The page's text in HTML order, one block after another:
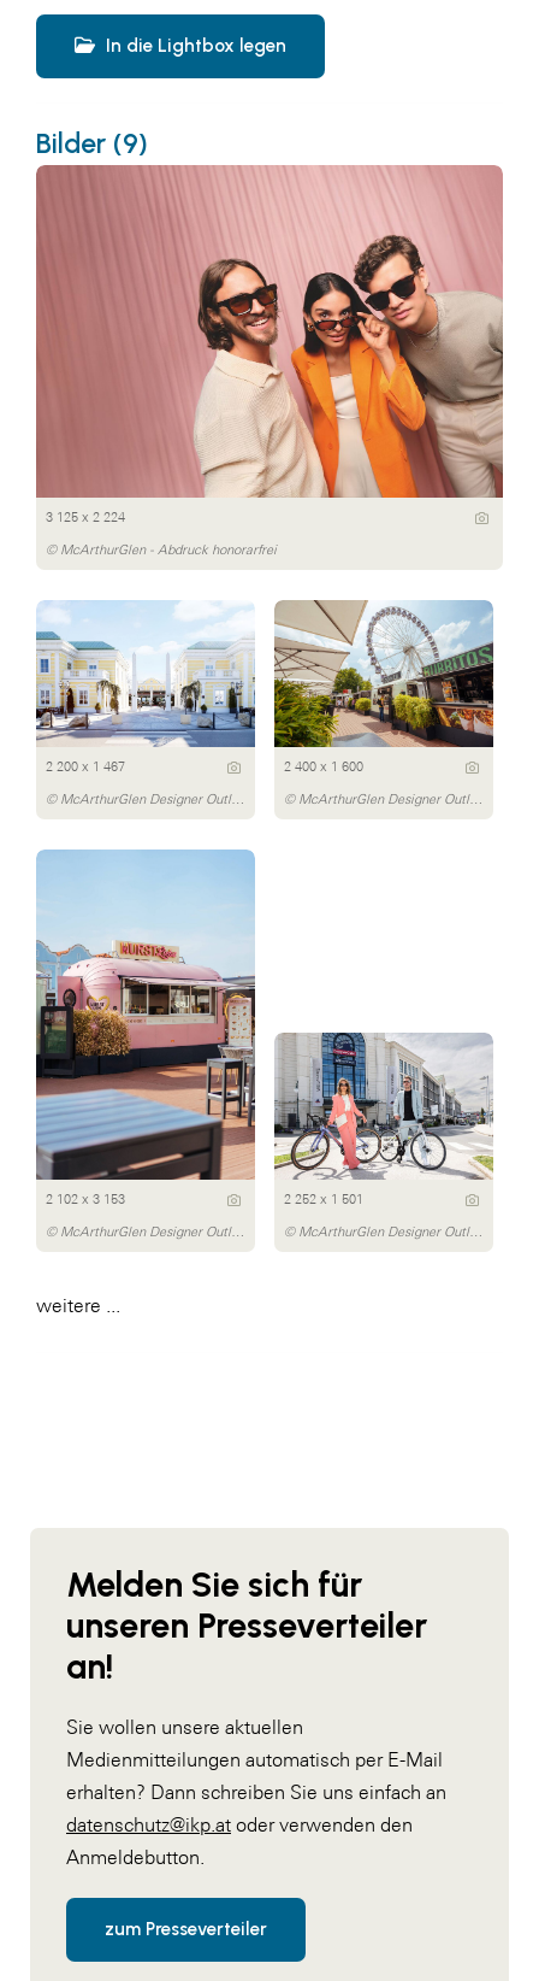
In die Lightbox legen
Bilder (9)
3 125 x 2 224
© McArthurGlen - Abdruck honorarfrei
2 200 x 1 467
© McArthurGlen Designer Outlet Parndorf/Daniel Bointner
2 400 x 1 600
© McArthurGlen Designer Outlet Parndorf/Dávid Bártfay
2 102 x 3 153
© McArthurGlen Designer Outlet Parndorf/Dávid Bártfay
2 252 x 1 501
© McArthurGlen Designer Outlet Salzburg/Michael Preschl
weitere ...
Melden Sie sich für
unseren Presseverteiler
an!
Sie wollen unsere aktuellen
Medienmitteilungen automatisch per E-Mail
erhalten? Dann schreiben Sie uns einfach an
datenschutz@ikp.at oder verwenden den
Anmeldebutton.
zum Presseverteiler